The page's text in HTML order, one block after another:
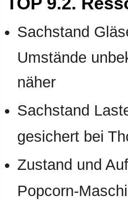
Sachstand
Umstände
näher
Sachstand
gesichert bei
Zustand und
Popcorn-